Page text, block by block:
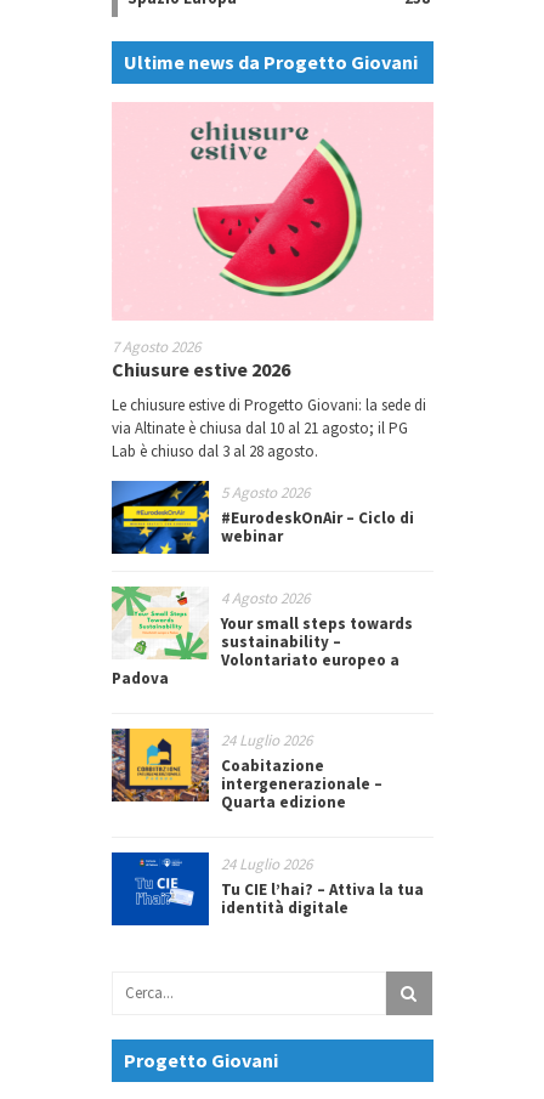
Ultime news da Progetto Giovani
7 Agosto 2026
Chiusure estive 2026
Le chiusure estive di Progetto Giovani: la sede di
via Altinate è chiusa dal 10 al 21 agosto; il PG
Lab è chiuso dal 3 al 28 agosto.
5 Agosto 2026
#EurodeskOnAir – Ciclo di
webinar
4 Agosto 2026
Your small steps towards
sustainability –
Volontariato europeo a
Padova
24 Luglio 2026
Coabitazione
intergenerazionale –
Quarta edizione
24 Luglio 2026
Tu CIE l’hai? – Attiva la tua
identità digitale
Progetto Giovani